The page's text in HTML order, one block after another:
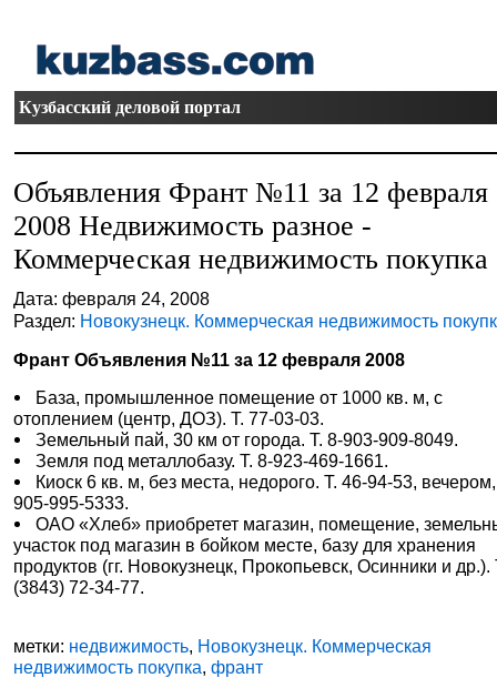
Кузбасский деловой портал
Объявления Франт №11 за 12 февраля
2008 Недвижимость разное -
Коммерческая недвижимость покупка
Дата: февраля 24, 2008
Раздел: Новокузнецк. Коммерческая недвижимость
Франт Объявления №11 за 12 февраля 2008
База, промышленное помещение от 1000 кв. м, с
отоплением (центр, ДОЗ). Т. 77-03-03.
Земельный пай, 30 км от города. Т. 8-903-909-8049.
Земля под металлобазу. Т. 8-923-469-1661.
Киоск 6 кв. м, без места, недорого. Т. 46-94-53,
905-995-5333.
ОАО «Хлеб» приобретет магазин, помещение,
участок под магазин в бойком месте, базу для хранения
продуктов (гг. Новокузнецк, Прокопьевск, Осинники и др.).
(3843) 72-34-77.
метки: недвижимость, Новокузнецк. Коммерческая
недвижимость покупка,франт